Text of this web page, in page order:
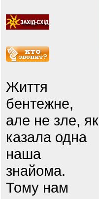
Життя
бентежне,
але не зле, як
казала одна
наша
знайома.
Тому нам